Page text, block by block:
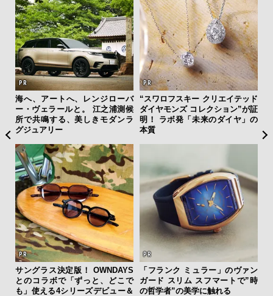
海へ、アートへ、レンジローバ
ー・ヴェラールと。 江之浦測候
所で共鳴する、美しきモダンラ
グジュアリー
“スワロフスキー クリエイテッド
ダイヤモンズ コレクション”が証
明！ ラボ発「未来のダイヤ」の
本質
サングラス決定版！ OWNDAYS
とのコラボで「ずっと、どこで
も」使える4シリーズデビュー＆
「フランク ミュラー」のヴァン
ガード スリム スフマートで”時
の哲学者”の美学に触れる